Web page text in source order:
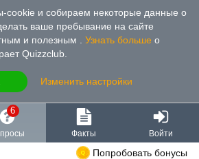
и собираем некоторые данные о
ваше пребывание на сайте
и полезным
Узнать больше о
Quizzclub.
Изменить настройки
6
Факты Войти
Попробовать бонусы